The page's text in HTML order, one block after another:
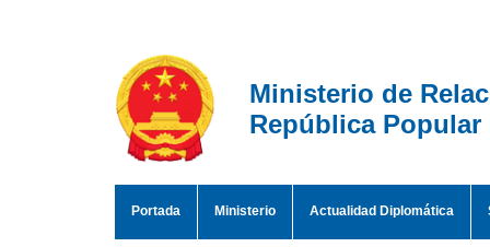
Ministerio de
República Popular
Portada Ministerio Actualidad Diplomática